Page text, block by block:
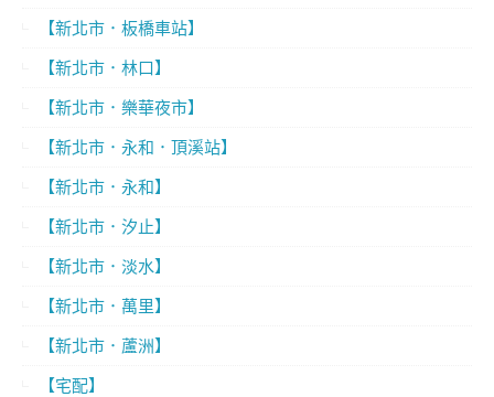
【新北市．板橋車站】
【新北市．林口】
【新北市．樂華夜市】
【新北市．永和．頂溪站】
【新北市．永和】
【新北市．汐止】
【新北市．淡水】
【新北市．萬里】
【新北市．蘆洲】
【宅配】